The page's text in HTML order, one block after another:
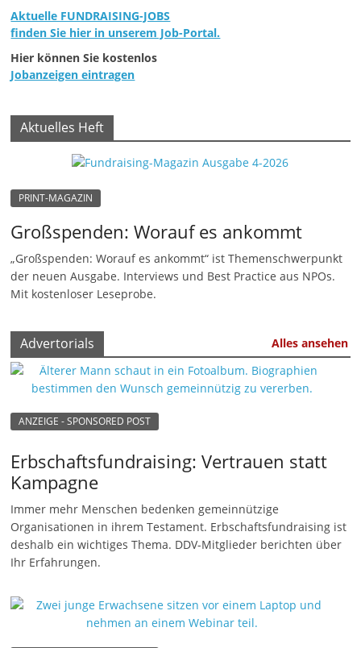
p
e
n
d
|
V
e
i
n
e
t
i
f
u
g
e
n
Aktuelle FUNDRAISING-JOBS
finden Sie hier in unserem Job-Portal.
Hier können Sie kostenlos
Jobanzeigen eintragen
Aktuelles Heft
PRINT-MAGAZIN
Großspenden: Worauf es ankommt
„Großspenden: Worauf es ankommt“ ist Themenschwerpunkt
der neuen Ausgabe. Interviews und Best Practice aus NPOs.
Mit kostenloser Leseprobe.
Advertorials Alles ansehen
ANZEIGE - SPONSORED POST
Erbschaftsfundraising: Vertrauen statt
Kampagne
Immer mehr Menschen bedenken gemeinnützige
Organisationen in ihrem Testament. Erbschaftsfundraising ist
deshalb ein wichtiges Thema. DDV-Mitglieder berichten über
Ihr Erfahrungen.